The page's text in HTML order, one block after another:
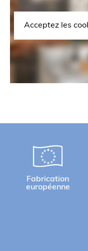
Acceptez les
Fabrication
européenne